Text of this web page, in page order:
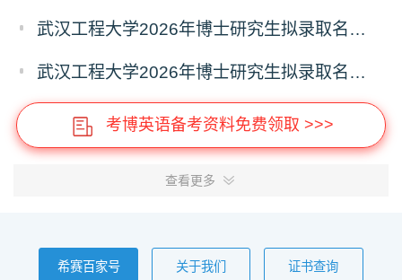
武汉工程大学2026年博士研究生拟录取名单公示（普通招考）（第五批）
武汉工程大学2026年博士研究生拟录取名单公示（普通招考）（第六批）
考博英语备考资料免费领取 >>>
查看更多
希赛百家号 关于我们 证书查询